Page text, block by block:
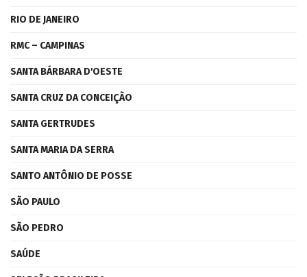
RIO DE JANEIRO
RMC – CAMPINAS
SANTA BÁRBARA D'OESTE
SANTA CRUZ DA CONCEIÇÃO
SANTA GERTRUDES
SANTA MARIA DA SERRA
SANTO ANTÔNIO DE POSSE
SÃO PAULO
SÃO PEDRO
SAÚDE